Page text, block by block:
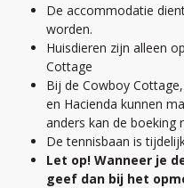
De accommodatie
worden.
Huisdieren zijn alleen
Cottage
Bij de Cowboy
en Hacienda kunnen
anders kan de boeking
De tennisbaan is
Let op! Wanneer je
geef dan bij het